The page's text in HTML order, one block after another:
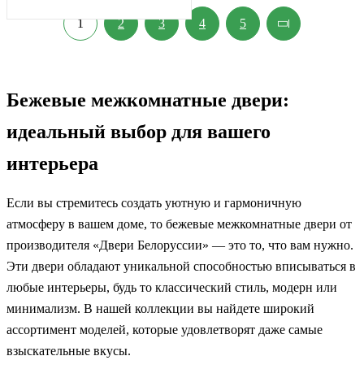
1 2 3 4 5
Бежевые межкомнатные двери:
идеальный выбор для вашего
интерьера
Если вы стремитесь создать уютную и гармоничную
атмосферу в вашем доме, то бежевые межкомнатные двери от
производителя «Двери Белоруссии» — это то, что вам нужно.
Эти двери обладают уникальной способностью вписываться в
любые интерьеры, будь то классический стиль, модерн или
минимализм. В нашей коллекции вы найдете широкий
ассортимент моделей, которые удовлетворят даже самые
взыскательные вкусы.